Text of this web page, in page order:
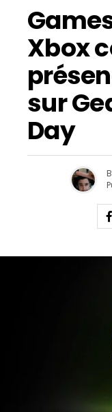
Xbox
sur
Day